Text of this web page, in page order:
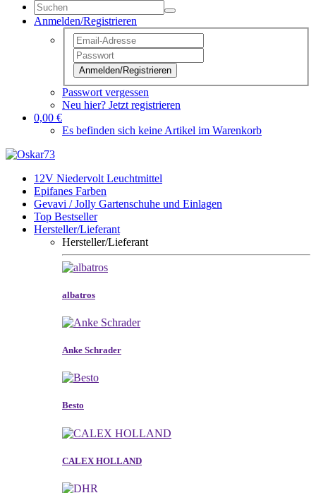
Anmelden/Registrieren
Anmelden/Registrieren
Passwort vergessen
Neu hier? Jetzt registrieren
0,00 €
Es befinden sich keine Artikel im Warenkorb
12V Niedervolt Leuchtmittel
Epifanes Farben
Gevavi / Jolly Gartenschuhe und Einlagen
Top Bestseller
Hersteller/Lieferant
Hersteller/Lieferant
albatros
Anke Schrader
Besto
CALEX HOLLAND